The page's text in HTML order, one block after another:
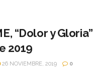
“Dolor y
2019
26 NOVIEMBRE, 2019 0